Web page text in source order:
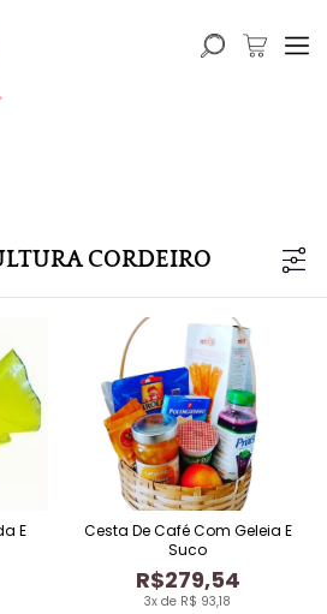
CORDEIRO
E
3x de R$ 93,18
R$279,54
Cesta De Café Com Geleia E
Suco